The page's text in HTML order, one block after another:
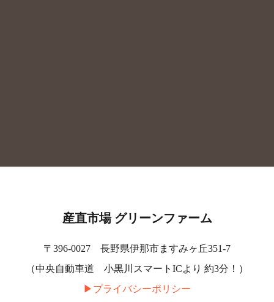
産直市場 グリーンファーム
〒396-0027 長野県伊那市ますみヶ丘351-7
（中央自動車道 小黒川スマートICより 約3分！）
▶︎プライバシーポリシー